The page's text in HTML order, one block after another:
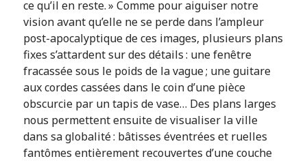
ce qu’il en reste. » Comme pour aiguiser notre
vision avant qu’elle ne se perde dans l’ampleur
post-apocalyptique de ces images, plusieurs plans
fixes s’attardent sur des détails : une fenêtre
fracassée sous le poids de la vague ; une guitare
aux cordes cassées dans le coin d’une pièce
obscurcie par un tapis de vase… Des plans larges
nous permettent ensuite de visualiser la ville
dans sa globalité : bâtisses éventrées et ruelles
fantômes entièrement recouvertes d’une couche